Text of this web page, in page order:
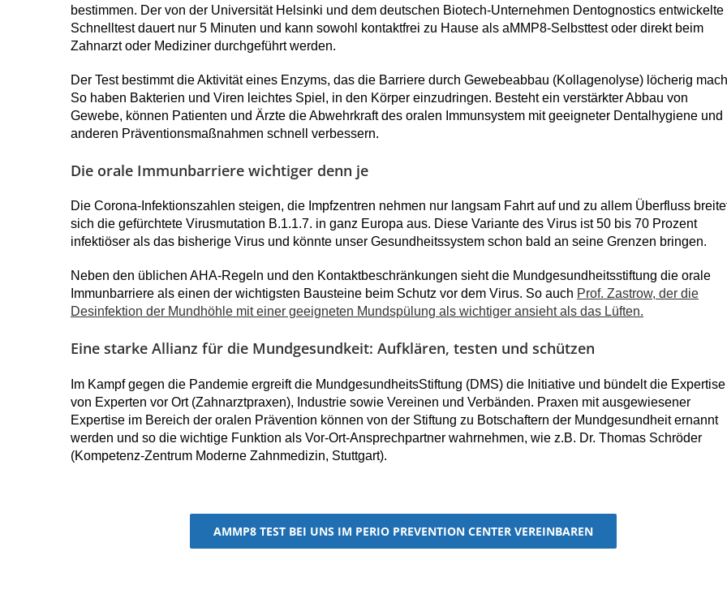
bestimmen. Der von der Universität Helsinki und dem deutschen Biotech-Unternehmen Dentognostics entwickelte
Schnelltest dauert nur 5 Minuten und kann sowohl kontaktfrei zu Hause als aMMP8-Selbsttest oder direkt beim
Zahnarzt oder Mediziner durchgeführt werden.
Der Test bestimmt die Aktivität eines Enzyms, das die Barriere durch Gewebeabbau (Kollagenolyse) löcherig
So haben Bakterien und Viren leichtes Spiel, in den Körper einzudringen. Besteht ein verstärkter Abbau von
Gewebe, können Patienten und Ärzte die Abwehrkraft des oralen Immunsystem mit geeigneter Dentalhygiene und
anderen Präventionsmaßnahmen schnell verbessern.
Die orale Immunbarriere wichtiger denn je
Die Corona-Infektionszahlen steigen, die Impfzentren nehmen nur langsam Fahrt auf und zu allem Überfluss
sich die gefürchtete Virusmutation B.1.1.7. in ganz Europa aus. Diese Variante des Virus ist 50 bis 70 Prozent
infektiöser als das bisherige Virus und könnte unser Gesundheitssystem schon bald an seine Grenzen bringen.
Neben den üblichen AHA-Regeln und den Kontaktbeschränkungen sieht die Mundgesundheitsstiftung die orale
Immunbarriere als einen der wichtigsten Bausteine beim Schutz vor dem Virus. So auch Prof. Zastrow, der die
Desinfektion der Mundhöhle mit einer geeigneten Mundspülung als wichtiger ansieht als das Lüften.
Eine starke Allianz für die Mundgesundkeit: Aufklären, testen und schützen
Im Kampf gegen die Pandemie ergreift die MundgesundheitsStiftung (DMS) die Initiative und bündelt die Expertise
von Experten vor Ort (Zahnarztpraxen), Industrie sowie Vereinen und Verbänden. Praxen mit ausgewiesener
Expertise im Bereich der oralen Prävention können von der Stiftung zu Botschaftern der Mundgesundheit ernannt
werden und so die wichtige Funktion als Vor-Ort-Ansprechpartner wahrnehmen, wie z.B. Dr. Thomas Schröder
(Kompetenz-Zentrum Moderne Zahnmedizin, Stuttgart).
AMMP8 TEST BEI UNS IM PERIO PREVENTION CENTER VEREINBAREN